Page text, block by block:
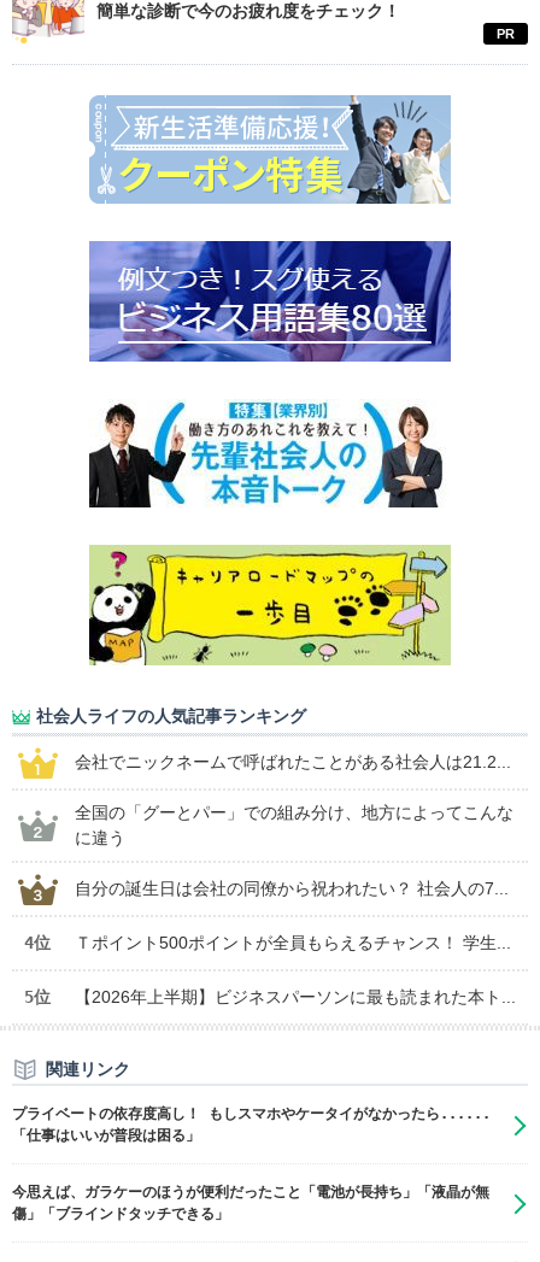
簡単な診断で今のお疲れ度をチェック！
PR
社会人ライフの人気記事ランキング
会社でニックネームで呼ばれたことがある社会人は21.2...
全国の「グーとパー」での組み分け、地方によってこんな
に違う
自分の誕生日は会社の同僚から祝われたい？ 社会人の7...
4位 Ｔポイント500ポイントが全員もらえるチャンス！ 学生...
5位 【2026年上半期】ビジネスパーソンに最も読まれた本ト...
関連リンク
プライベートの依存度高し！ もしスマホやケータイがなかったら......
「仕事はいいが普段は困る」
今思えば、ガラケーのほうが便利だったこと「電池が長持ち」「液晶が無
傷」「ブラインドタッチできる」